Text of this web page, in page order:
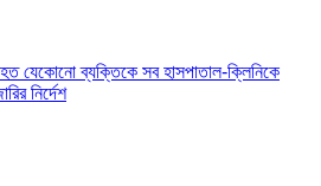
যেকোনো ব্যক্তিকে সব হাসপাতাল-ক্লিনিকে
নির্দেশ